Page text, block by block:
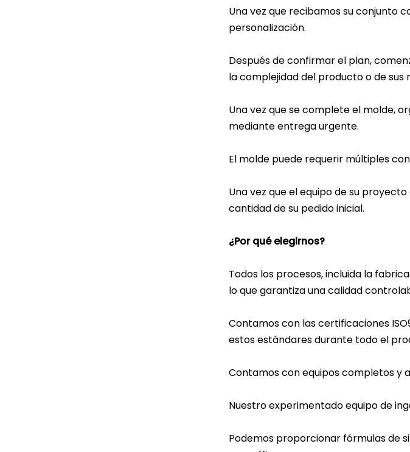
Una vez que recibamos su conjunto
personalización.
Después de confirmar el plan,
la complejidad del producto o de
Una vez que se complete el molde,
mediante entrega urgente.
El molde puede requerir múltiples
Una vez que el equipo de su
cantidad de su pedido inicial.
¿Por qué elegirnos?
Todos los procesos, incluida la
lo que garantiza una calidad
Contamos con las certificaciones
estos estándares durante todo el
Contamos con equipos completos y
Nuestro experimentado equipo de
Podemos proporcionar fórmulas de